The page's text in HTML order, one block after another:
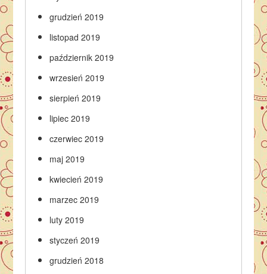
grudzień 2019
listopad 2019
październik 2019
wrzesień 2019
sierpień 2019
lipiec 2019
czerwiec 2019
maj 2019
kwiecień 2019
marzec 2019
luty 2019
styczeń 2019
grudzień 2018